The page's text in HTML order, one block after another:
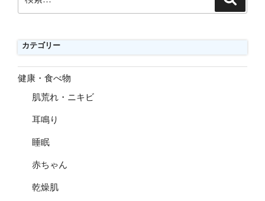
索:
カテゴリー
健康・食べ物
肌荒れ・ニキビ
耳鳴り
睡眠
赤ちゃん
乾燥肌